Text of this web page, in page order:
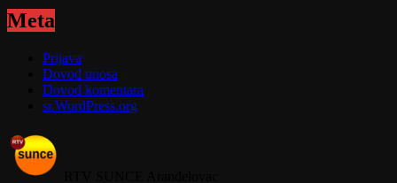
Meta
Prijava
Dovod unosa
Dovod komentara
sr.WordPress.org